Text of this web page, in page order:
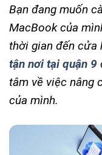
Bạn đang muốn
MacBook của
thời gian đến cửa
tận nơi tại quận 9
tâm về việc nâng
của mình.